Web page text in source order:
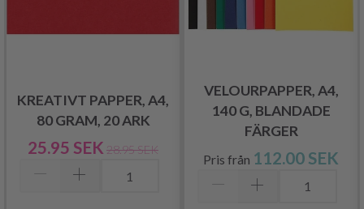
KREATIVT PAPPER, A4,
80 GRAM, 20 ARK
25.95 SEK 28.95 SEK
VELOURPAPPER, A4,
140 G, BLANDADE
FÄRGER
Pris från 112.00 SEK